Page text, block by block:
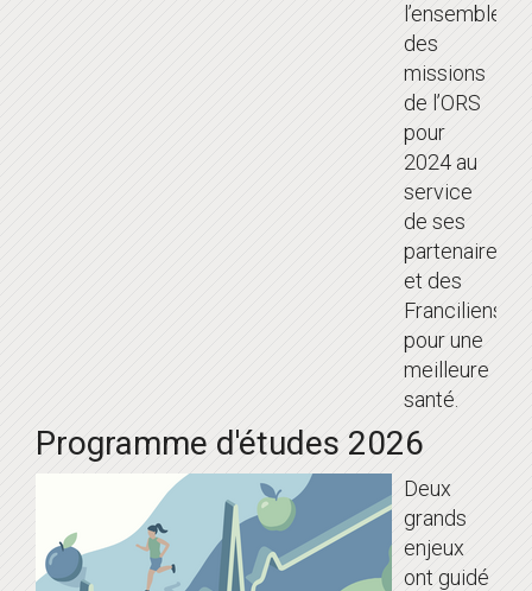
l’ensemble
des
missions
de l’ORS
pour
2024 au
service
de ses
partenaires
et des
Franciliens
pour une
meilleure
santé.
Programme d'études 2026
Deux
grands
enjeux
ont guidé